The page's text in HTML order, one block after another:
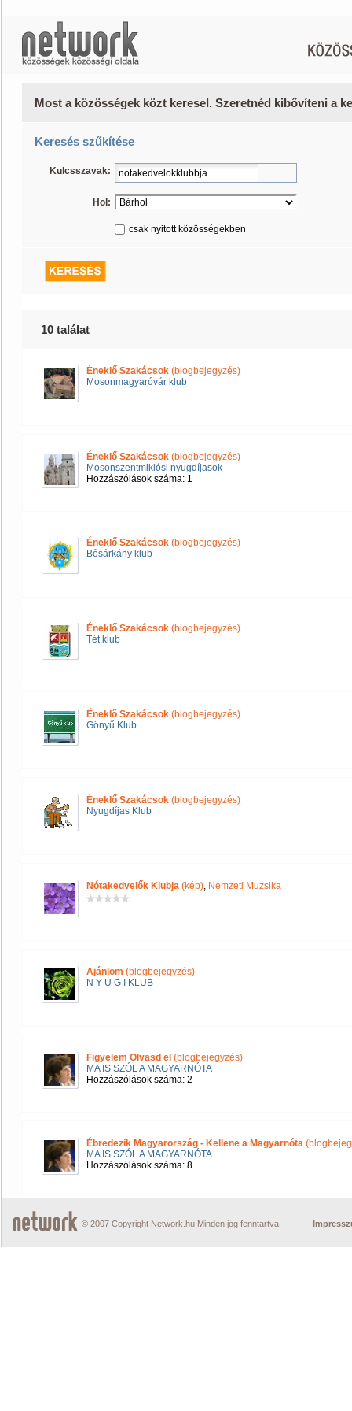
Most a közösségek közt keresel. Szeretnéd kibővíteni a
Keresés szűkítése
Kulcsszavak:
Hol:
csak nyitott közösségekben
10 találat
Éneklő Szakácsok (blogbejegyzés)
Mosonmagyaróvár klub
Éneklő Szakácsok (blogbejegyzés)
Mosonszentmiklósi nyugdíjasok
Hozzászólások száma: 1
Éneklő Szakácsok (blogbejegyzés)
Bősárkány klub
Éneklő Szakácsok (blogbejegyzés)
Tét klub
Éneklő Szakácsok (blogbejegyzés)
Gönyű Klub
Éneklő Szakácsok (blogbejegyzés)
Nyugdíjas Klub
Nótakedvelők Klubja (kép), Nemzeti Muzsika
Ajánlom (blogbejegyzés)
N Y U G I KLUB
Figyelem Olvasd el (blogbejegyzés)
MA IS SZÓL A MAGYARNÓTA
Hozzászólások száma: 2
Ébredezik Magyarország - Kellene a Magyarnóta
MA IS SZÓL A MAGYARNÓTA
Hozzászólások száma: 8
© 2007 Copyright Network.hu Minden jog fenntartva.